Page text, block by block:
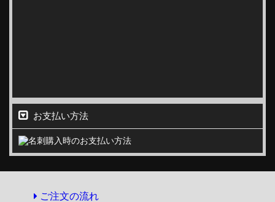
お支払い方法
ご注文の流れ